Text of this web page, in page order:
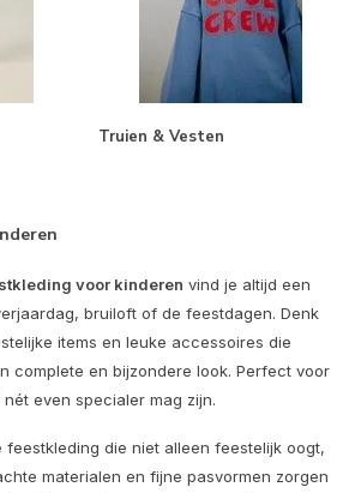
Truien & Vesten
voor kinderen vind je altijd een
bruiloft of de feestdagen. Denk
items en leuke accessoires die
complete en bijzondere look. Perfect voor
even specialer mag zijn.
feestkleding die niet alleen feestelijk oogt,
materialen en fijne pasvormen zorgen